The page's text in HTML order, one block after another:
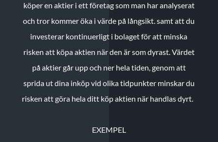
köper en aktier i ett företag som man har analyserat
och tror kommer öka i värde på långsikt. samt att du
investerar kontinuerligt i bolaget för att minska
risken att köpa aktien när den är som dyrast. Värdet
på aktier går upp och ner hela tiden, genom att
sprida ut dina inköp vid olika tidpunkter minskar du
risken att göra hela ditt köp aktien när handlas dyrt.
EXEMPEL